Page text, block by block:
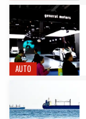
AUTO